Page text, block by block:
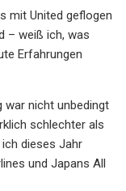
mit United geflogen
– weiß ich, was
Erfahrungen
war nicht unbedingt
schlechter als
dieses Jahr
und Japans All